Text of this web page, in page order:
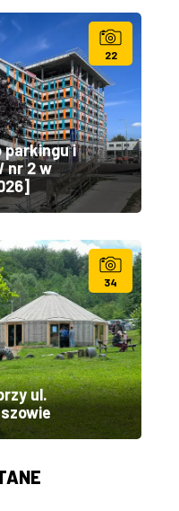
22
parkingu i
nr 2 w
34
ul.